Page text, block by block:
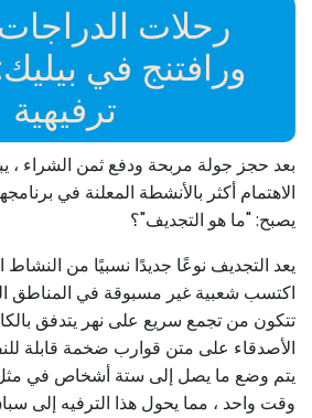
رحلات
ورافتنج في
ترفيهية
بعد حجز جولة مربحة ودفع ثمن الشراء ،
الاهتمام أكثر بالأنشطة المعلنة في
يصبح: "ما هو التجديف"؟
يعد التجديف نوعًا جديدًا نسبيًا من النشاط
اكتسب شعبية غير مسبوقة في المناطق
تتكون من تجمع سريع على نهر يتدفق
الأصدقاء على متن قوارب ضخمة قابلة
يتم وضع ما يصل إلى ستة أشخاص في
وقت واحد ، مما يحول هذا الترفيه إلى